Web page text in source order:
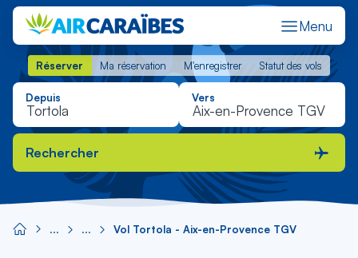
Menu
Réserver Ma réservation M'enregistrer Statut des vols
Réserver Ma réservation M'enregistrer Statut des vols
Depuis Vers
Rechercher
Vol Tortola - Aix-en-Provence TGV